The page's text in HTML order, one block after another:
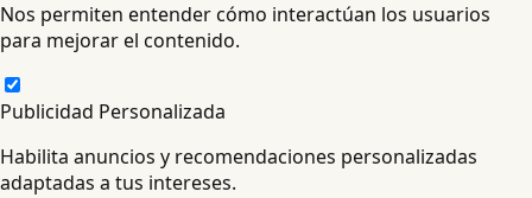
Nos permiten entender cómo interactúan los usuarios
para mejorar el contenido.
Publicidad Personalizada
Habilita anuncios y recomendaciones personalizadas
adaptadas a tus intereses.